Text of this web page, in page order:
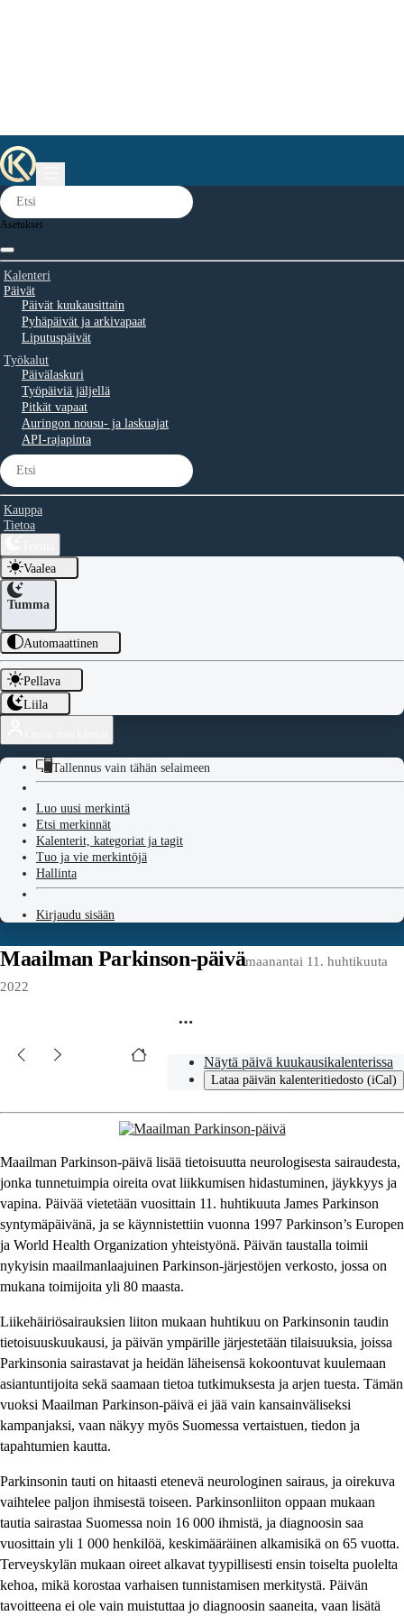
Asetukset
Kalenteri
Päivät
Päivät kuukausittain
Pyhäpäivät ja arkivapaat
Liputuspäivät
Työkalut
Päivälaskuri
Työpäiviä jäljellä
Pitkät vapaat
Auringon nousu- ja laskuajat
API-rajapinta
Kauppa
Tietoa
Vaalea
Tumma
Automaattinen
Pellava
Liila
Tallennus vain tähän selaimeen
Luo uusi merkintä
Etsi merkinnät
Kalenterit, kategoriat ja tagit
Tuo ja vie merkintöjä
Hallinta
Kirjaudu sisään
Maailman Parkinson-päivämaanantai 11. huhtikuuta
2022
Näytä päivä kuukausikalenterissa
Lataa päivän kalenteritiedosto (iCal)
Maailman Parkinson-päivä lisää tietoisuutta neurologisesta sairaudesta,
jonka tunnetuimpia oireita ovat liikkumisen hidastuminen, jäykkyys ja
vapina. Päivää vietetään vuosittain 11. huhtikuuta James Parkinson
syntymäpäivänä, ja se käynnistettiin vuonna 1997 Parkinson’s Europen
ja World Health Organization yhteistyönä. Päivän taustalla toimii
nykyisin maailmanlaajuinen Parkinson-järjestöjen verkosto, jossa on
mukana toimijoita yli 80 maasta.
Liikehäiriösairauksien liiton mukaan huhtikuu on Parkinsonin taudin
tietoisuuskuukausi, ja päivän ympärille järjestetään tilaisuuksia, joissa
Parkinsonia sairastavat ja heidän läheisensä kokoontuvat kuulemaan
asiantuntijoita sekä saamaan tietoa tutkimuksesta ja arjen tuesta. Tämän
vuoksi Maailman Parkinson-päivä ei jää vain kansainväliseksi
kampanjaksi, vaan näkyy myös Suomessa vertaistuen, tiedon ja
tapahtumien kautta.
Parkinsonin tauti on hitaasti etenevä neurologinen sairaus, ja oirekuva
vaihtelee paljon ihmisestä toiseen. Parkinsonliiton oppaan mukaan
tautia sairastaa Suomessa noin 16 000 ihmistä, ja diagnoosin saa
vuosittain yli 1 000 henkilöä, keskimääräinen alkamisikä on 65 vuotta.
Terveyskylän mukaan oireet alkavat tyypillisesti ensin toiselta puolelta
kehoa, mikä korostaa varhaisen tunnistamisen merkitystä. Päivän
tavoitteena ei ole vain muistuttaa jo diagnoosin saaneita, vaan lisätä